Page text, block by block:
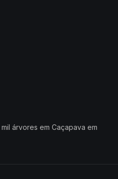
árvores em Caçapava em